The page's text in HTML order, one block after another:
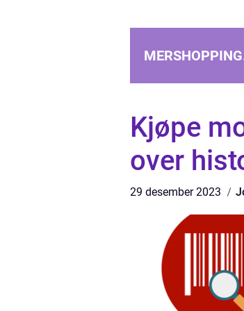
Kjøpe
over
29 desember 2023